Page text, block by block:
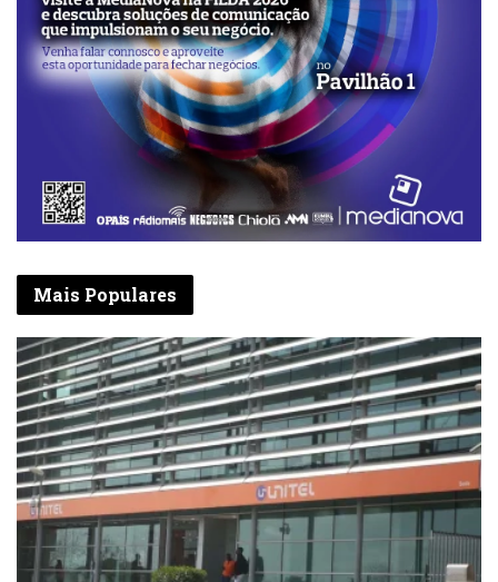
Mais Populares